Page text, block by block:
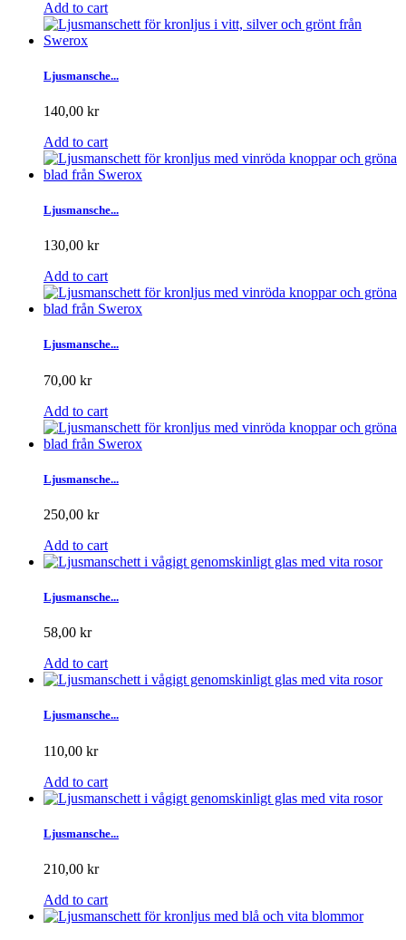
Add to cart
Ljusmansche...
140,00 kr
Add to cart
Ljusmansche...
130,00 kr
Add to cart
Ljusmansche...
70,00 kr
Add to cart
Ljusmansche...
250,00 kr
Add to cart
Ljusmansche...
58,00 kr
Add to cart
Ljusmansche...
110,00 kr
Add to cart
Ljusmansche...
210,00 kr
Add to cart